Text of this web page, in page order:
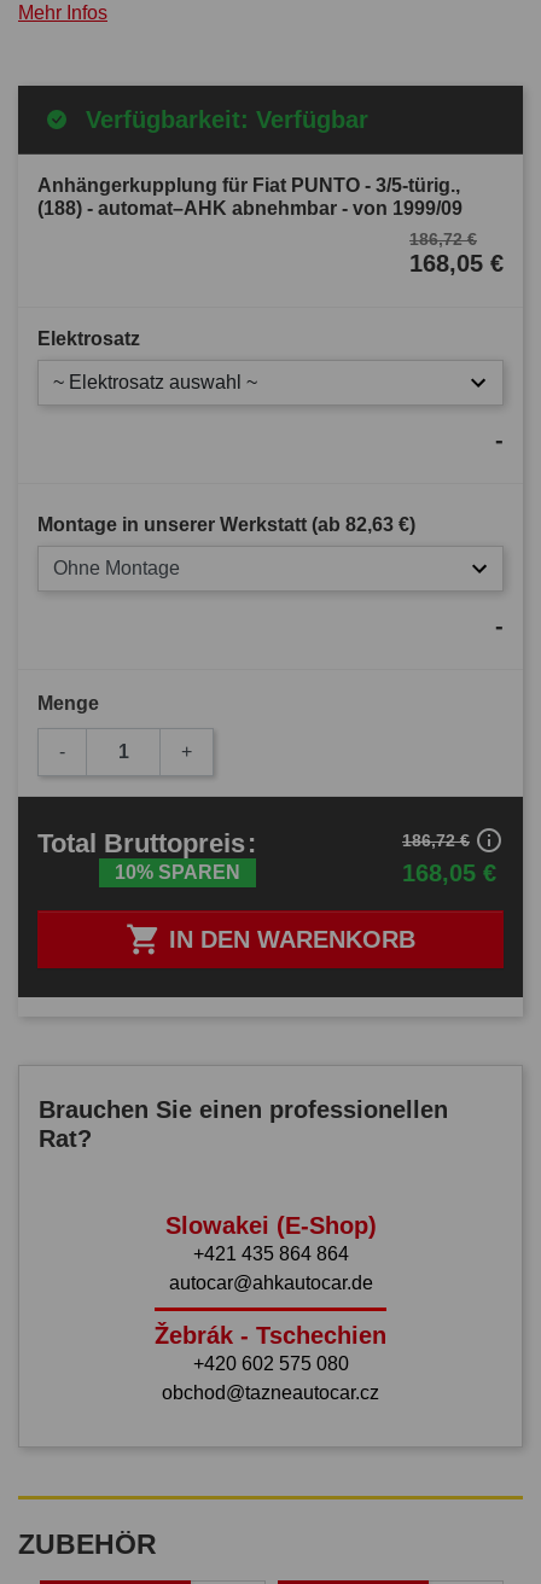
Mehr Infos
Verfügbarkeit: Verfügbar
Anhängerkupplung für Fiat PUNTO - 3/5-türig.,
(188) - automat–AHK abnehmbar - von 1999/09
186,72 €
168,05 €
Elektrosatz
~ Elektrosatz auswahl ~
-
Montage in unserer Werkstatt (ab 82,63 €)
Ohne Montage
-
Menge
- +
 IN DEN WARENKORB
Total Bruttopreis:
10% SPAREN 168,05 €
186,72 € info_outline
Brauchen Sie einen professionellen
Rat?
Slowakei (E-Shop)
+421 435 864 864
autocar@ahkautocar.de
Žebrák - Tschechien
+420 602 575 080
obchod@tazneautocar.cz
ZUBEHÖR